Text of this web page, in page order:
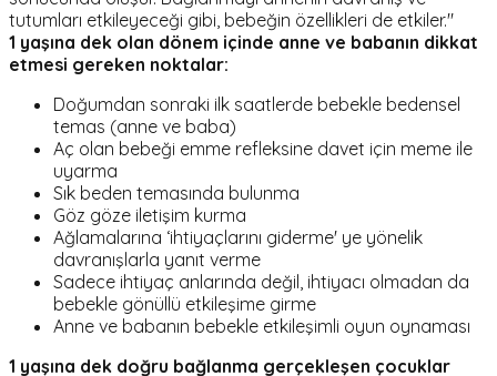
tutumları etkileyeceği gibi, bebeğin özellikleri de etkiler."
1 yaşına dek olan dönem içinde anne ve babanın dikkat
etmesi gereken noktalar:
Doğumdan sonraki ilk saatlerde bebekle bedensel
temas (anne ve baba)
Aç olan bebeği emme refleksine davet için meme ile
uyarma
Sık beden temasında bulunma
Göz göze iletişim kurma
Ağlamalarına ‘ihtiyaçlarını giderme' ye yönelik
davranışlarla yanıt verme
Sadece ihtiyaç anlarında değil, ihtiyacı olmadan da
bebekle gönüllü etkileşime girme
Anne ve babanın bebekle etkileşimli oyun oynaması
1 yaşına dek doğru bağlanma gerçekleşen çocuklar